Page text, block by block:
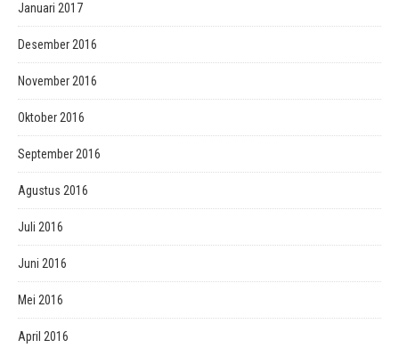
Januari 2017
Desember 2016
November 2016
Oktober 2016
September 2016
Agustus 2016
Juli 2016
Juni 2016
Mei 2016
April 2016